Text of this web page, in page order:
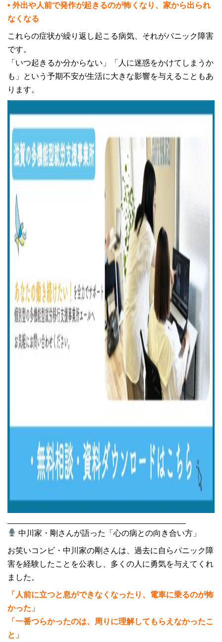
• 外出や人前で発作が起きるのが怖くなり、家から出られ
なくなる
これらの症状が繰り返し起こる病気、それがパニック障害
です。
「いつ起きるか分からない」「人に迷惑をかけてしまうか
も」という予期不安が生活に大きな影響を与えることもあ
ります。
中川家・剛さんが語った「心の病との向き合い方」
お笑いコンビ・中川家の剛さんは、過去に自らパニック障
害を経験したことを公表し、多くの人に勇気を与えてくれ
ました。
「人前に立つと息ができなくなったり、電車に乗るのが怖
かった」
「一番つらかったのは、周りに理解してもらえなかったこ
と」